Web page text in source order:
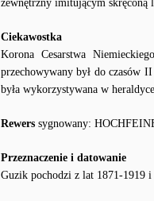
zewnętrzny imitującym skręconą
Ciekawostka
Korona Cesarstwa
przechowywany był do czasów
była wykorzystywana w
Rewers sygnowany:
Przeznaczenie i datowanie
Guzik pochodzi z lat 1871-1919